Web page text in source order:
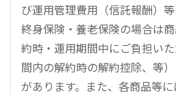
び運用管理費用（信託報酬）
終身保険・養老保険の場合は
約時・運用期間中にご負担い
間内の解約時の解約控除、等
があります。また、各商品等